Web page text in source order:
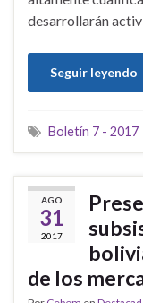
desarrollarán
Seguir leyendo
Boletín 7 - 2017
AGO
31
2017
de los